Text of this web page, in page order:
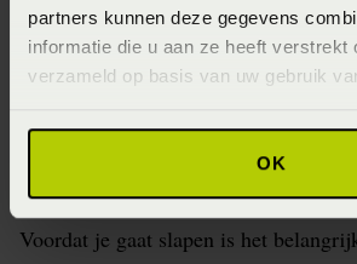
partners kunnen deze gegevens
informatie die u aan ze heeft verstrekt
verzameld op basis van uw gebruik
OK
Tip 3: Zorg voor
slaapomgeving
Voordat je gaat slapen is het